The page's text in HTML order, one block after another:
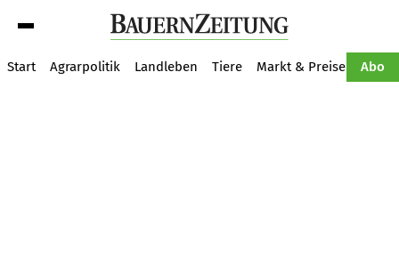
Start Agrarpolitik Landleben Tiere Markt & Preise Abo